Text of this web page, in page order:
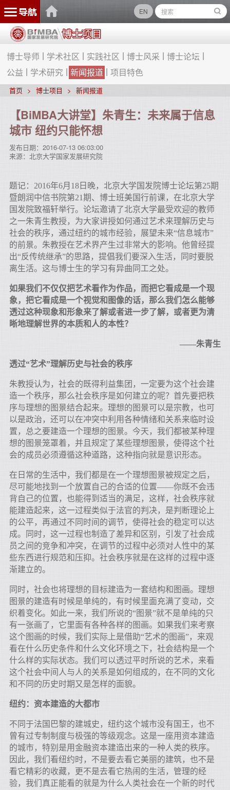
EN
博士导师 学术社区 实践社区 博士风采
博士论坛
公益
学术研究 新闻报道 项目特色
首页 博士项目 新闻报道
【BiMBA大讲堂】朱青生：未来属于信息
城市 纽约只能怀想
发布日期： 2016-07-13 06:03:00
来源： 北京大学国家发展研究院
题记：2016年6月18日晚，北京大学国发院博士论坛第25期
暨朗润中信书院第21期、博士班美国行前课，在北京大学
国发院致福轩举行。论坛邀请了北京大学最受欢迎的教师
之一朱青生教授，为大家讲授如何通过艺术来理解历史与
社会的秩序，通过纽约的城市经验，展望未来“信息城市”
的前景。朱教授在艺术界产生过非常大的影响。他曾经提
出“反传统继承”的思路，提倡我们要深入生活，同时要脱
离生活。这与博士生的学习有异曲同工之处。
如果我们不仅仅把艺术看作为作品，而把它看成是一个现
象，把它看成是一个视觉和图像的话，那么我们怎么能够
透过这种现象和形象来了解或者进一步了解，或者更为清
晰地理解世界的本质和人的本性？
——朱青生
透过“艺术”理解历史与社会的秩序
朱教授认为，社会的既得利益集团，一定要为这个社会建
造一个秩序，那么社会秩序是如何建立的呢？首先要把秩
序与理想的图景结合起来。理想的图景可以是宗教，也可
以是政治，还可以在冲突中利用各种情绪和关系来临时设
置，总之要建造一个理想的图景。今天，我们都被某种理
想的图景笼罩着，并且规定了某些理想图景，使得这个社
会的成员必须遵循这种道路，这种指向就是意识形态。
在日常的生活中，我们都是在一个理想图景被规定之后，
尽可能地找到一个放置自己的合适的位置——你既不会违
背自己的位置，也能得到适当的满足，这样，社会秩序就
能建造起来，这一过程类似于法官的判决，是判断理论上
的公平，再通过不同时间的调节，使得社会的稳定可以达
成。同时，这一过程也制造了差异和区别，引发了社会成
员之间的竞争和冲突，在调节的过程中必须对人性中的某
些东西进行规范和压抑。社会秩序就是在这样的过程中逐
渐建立的。
同时，社会也将理想的目标建造为一套结构和图画。理想
图景的建造有时候是单纯的，有时候里面充满了变动，交
织着变化。如此一来，我们所说的“图景”就不是单纯的只
有一张画了，它里面有各种各样的图画。如果我们来考察
这个图画的时候，我们实际上是借助“艺术的图画”，来观
看在什么历史条件和什么文化环境之下，社会结构是一个
什么样的实际状态。我们可以透过平时所说的艺术，来看
这个社会中间人与人的关系是如何组成的，在不同的文化
和不同的历史时期又是怎样的面貌。
纽约：资本建造的大都市
不同于法国巴黎的建城史，纽约这个城市没有国王，也不
曾有过专制制度与极强的等级观念。这是一座用资本建造
的城市，特别是用金融资本建造出来的一种人类的秩序。
因此，我们看纽约时，不是要去看它美丽的建筑，也不是
看它精彩的收藏，更不是去看它热闹的生活，管理的经
验，我们真正能看的就是为什么人类社会在一个新的时代